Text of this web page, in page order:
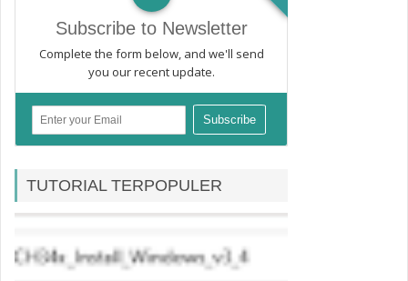
Subscribe to Newsletter
Complete the form below, and we'll send
you our recent update.
TUTORIAL TERPOPULER